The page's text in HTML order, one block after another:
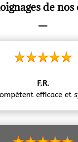
de
F.R.
efficace et